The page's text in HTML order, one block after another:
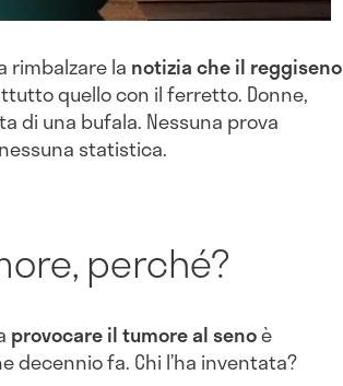
rimbalzare la notizia che il reggiseno
quello con il ferretto. Donne,
di una bufala. Nessuna prova
statistica.
perché?
provocare il tumore al senoè
decennio fa. Chi l’ha inventata?